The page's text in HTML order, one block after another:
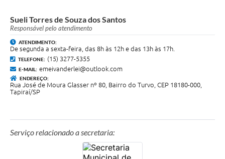
Concursos
Links
Telefones Úteis
Emprega
Agenda
Sueli Torres de Souza dos Santos
Responsável pelo atendimento
ATENDIMENTO:
De segunda a sexta-feira, das 8h às 12h e das 13h às 17h.
TELEFONE: (15) 3277-5355
E-MAIL: emeivanderlei@outlook.com
ENDEREÇO:
Rua José de Moura Glasser nº 80, Bairro do Turvo, CEP 18180-000,
Tapiraí/SP
Serviço relacionado a secretaria: